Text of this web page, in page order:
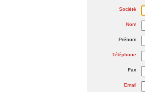
Société
Nom
Prénom
Téléphone
Fax
Email